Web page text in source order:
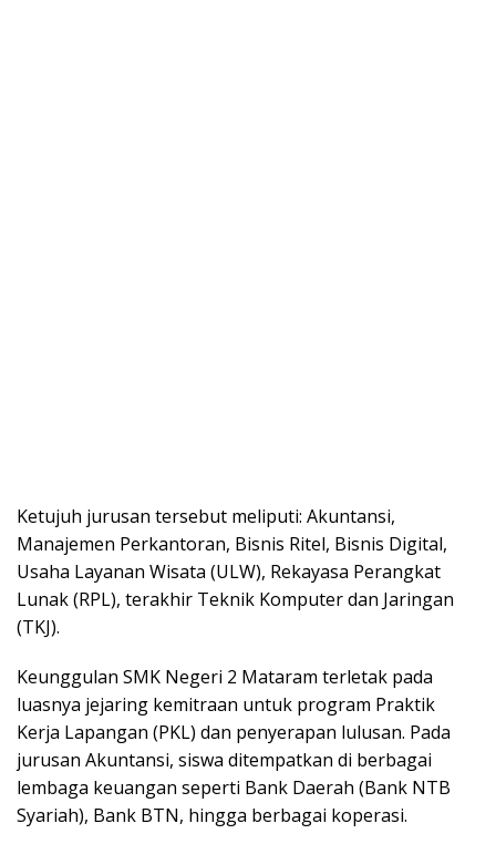
Ketujuh jurusan tersebut meliputi: Akuntansi,
Manajemen Perkantoran, Bisnis Ritel, Bisnis Digital,
Usaha Layanan Wisata (ULW), Rekayasa Perangkat
Lunak (RPL), terakhir Teknik Komputer dan Jaringan
(TKJ).
Keunggulan SMK Negeri 2 Mataram terletak pada
luasnya jejaring kemitraan untuk program Praktik
Kerja Lapangan (PKL) dan penyerapan lulusan. Pada
jurusan Akuntansi, siswa ditempatkan di berbagai
lembaga keuangan seperti Bank Daerah (Bank NTB
Syariah), Bank BTN, hingga berbagai koperasi.